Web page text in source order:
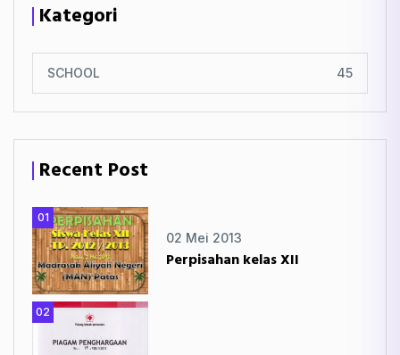
Kategori
SCHOOL 45
Recent Post
01
02 Mei 2013
Perpisahan kelas XII
02